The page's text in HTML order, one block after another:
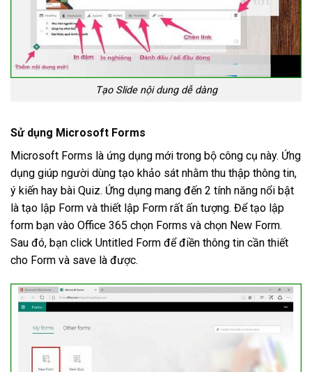
Tạo Slide nội dung dễ dàng
Sử dụng Microsoft Forms
Microsoft Forms là ứng dụng mới trong bộ công cụ này. Ứng
dụng giúp người dùng tạo khảo sát nhằm thu thập thông tin,
ý kiến hay bài Quiz. Ứng dụng mang đến 2 tính năng nổi bật
là tạo lập Form và thiết lập Form rất ấn tượng. Để tạo lập
form bạn vào Office 365 chọn Forms và chọn New Form.
Sau đó, bạn click Untitled Form để điền thông tin cần thiết
cho Form và save là được.